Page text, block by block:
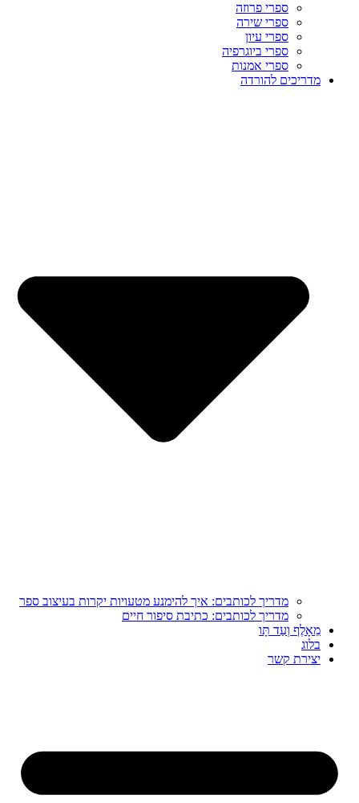
ספרי פרוזה
ספרי שירה
ספרי עיון
ספרי ביוגרפיה
ספרי אמנות
מדריכים להורדה
מדריך לכותבים: איך להימנע מטעויות יקרות בעיצוב ספר
מדריך לכותבים: כתיבת סיפור חיים
מֵאָלֶף וְעַד תָּו
בלוג
יצירת קשר